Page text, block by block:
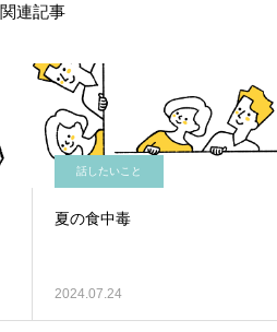
関連記事
話したいこと
夏の食中毒
2024.07.24